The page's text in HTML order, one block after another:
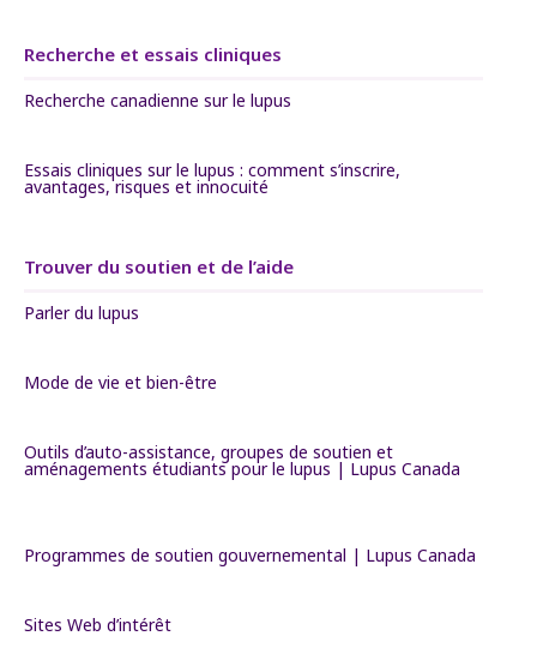
Recherche et essais cliniques
Recherche canadienne sur le lupus
Essais cliniques sur le lupus : comment s’inscrire,
avantages, risques et innocuité
Trouver du soutien et de l’aide
Parler du lupus
Mode de vie et bien-être
Outils d’auto-assistance, groupes de soutien et
aménagements étudiants pour le lupus | Lupus Canada
Programmes de soutien gouvernemental | Lupus Canada
Sites Web d’intérêt